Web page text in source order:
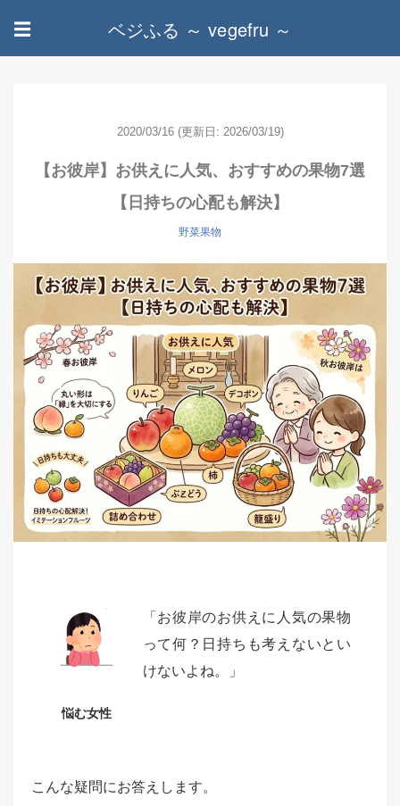
☰ ベジふる ～ vegefru ～
2020/03/16 (更新日: 2026/03/19)
【お彼岸】お供えに人気、おすすめの果物7選
【日持ちの心配も解決】
野菜果物
悩む女性
「お彼岸のお供えに人気の果物
って何？日持ちも考えないとい
けないよね。」
こんな疑問にお答えします。